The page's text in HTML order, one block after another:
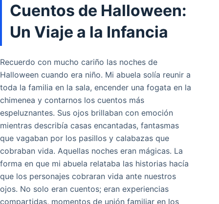
Cuentos de Halloween:
Un Viaje a la Infancia
Recuerdo con mucho cariño las noches de
Halloween cuando era niño. Mi abuela solía reunir a
toda la familia en la sala, encender una fogata en la
chimenea y contarnos los cuentos más
espeluznantes. Sus ojos brillaban con emoción
mientras describía casas encantadas, fantasmas
que vagaban por los pasillos y calabazas que
cobraban vida. Aquellas noches eran mágicas. La
forma en que mi abuela relataba las historias hacía
que los personajes cobraran vida ante nuestros
ojos. No solo eran cuentos; eran experiencias
compartidas, momentos de unión familiar en los